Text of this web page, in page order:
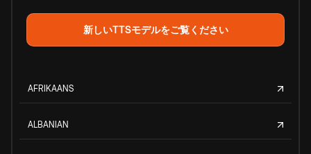
新しいTTSモデルをご覧ください
AFRIKAANS
ALBANIAN